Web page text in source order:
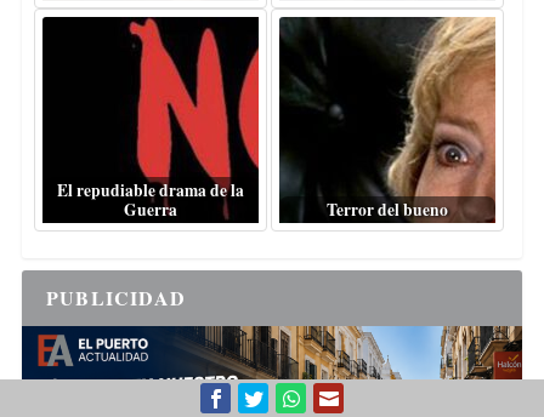
El repudiable drama de la
Guerra
Terror del bueno
PUBLICIDAD